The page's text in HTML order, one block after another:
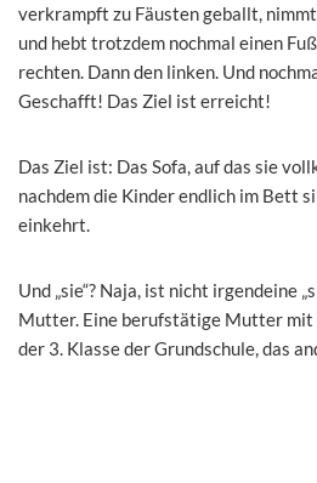
verkrampft zu Fäusten geballt,
und hebt trotzdem nochmal einen
rechten. Dann den linken. Und
Geschafft! Das Ziel ist erreicht!
Das Ziel ist: Das Sofa, auf das sie
nachdem die Kinder endlich im Bett
einkehrt.
Und „sie“? Naja, ist nicht irgendeine
Mutter. Eine berufstätige Mutter mit
der 3. Klasse der Grundschule, das